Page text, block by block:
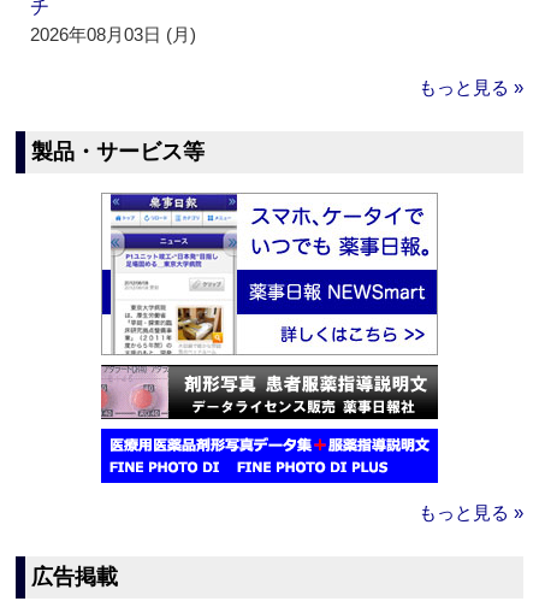
チ
2026年08月03日 (月)
もっと見る »
製品・サービス等
もっと見る »
広告掲載